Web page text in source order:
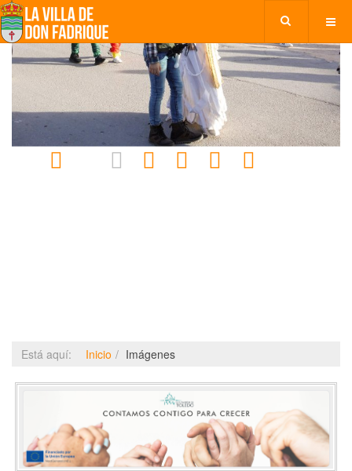
Está aquí: Inicio Imágenes